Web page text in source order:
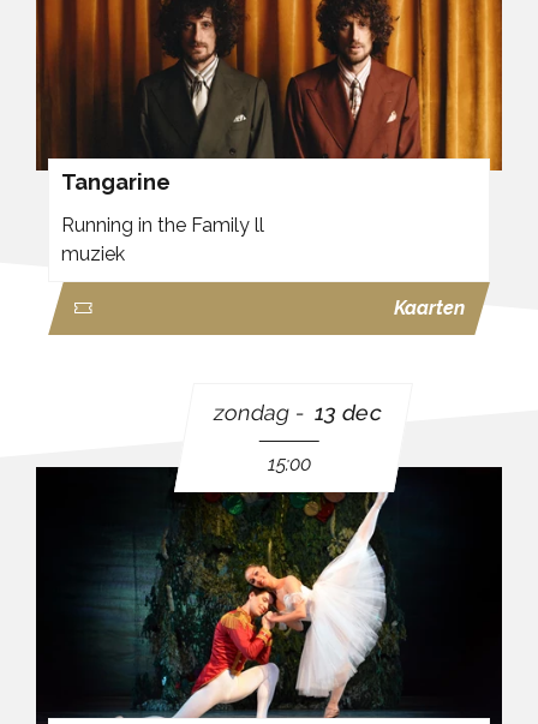
Tangarine
Running in the Family ll
muziek
Kaarten
zondag 13 dec
15:00